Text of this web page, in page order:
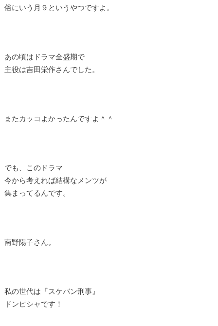
俗にいう月９というやつですよ。
あの頃はドラマ全盛期で
主役は吉田栄作さんでした。
またカッコよかったんですよ＾＾
でも、このドラマ
今から考えれば結構なメンツが
集まってるんです。
南野陽子さん。
私の世代は『スケバン刑事』
ドンピシャです！